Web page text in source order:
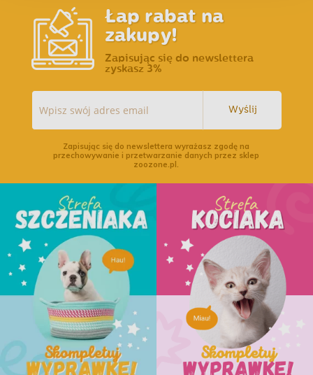
Łap rabat na
zakupy!
Zapisując się do newslettera
zyskasz 3%
Wyślij
Zapisując się do newslettera wyrażasz zgodę na
przechowywanie i przetwarzanie danych przez sklep
zoozone.pl.